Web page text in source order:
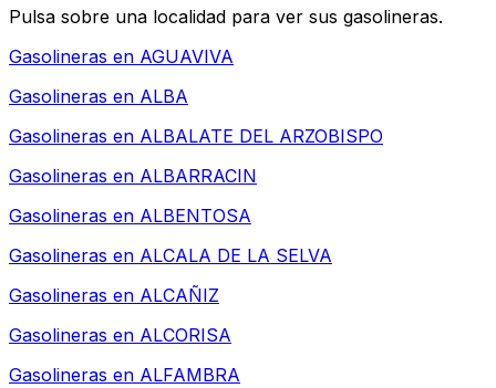
Pulsa sobre una localidad para ver sus gasolineras.
Gasolineras en AGUAVIVA
Gasolineras en ALBA
Gasolineras en ALBALATE DEL ARZOBISPO
Gasolineras en ALBARRACIN
Gasolineras en ALBENTOSA
Gasolineras en ALCALA DE LA SELVA
Gasolineras en ALCAÑIZ
Gasolineras en ALCORISA
Gasolineras en ALFAMBRA